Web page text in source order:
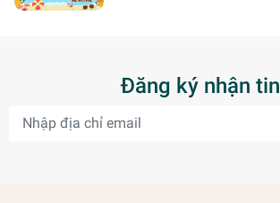
Đăng ký nhận tin